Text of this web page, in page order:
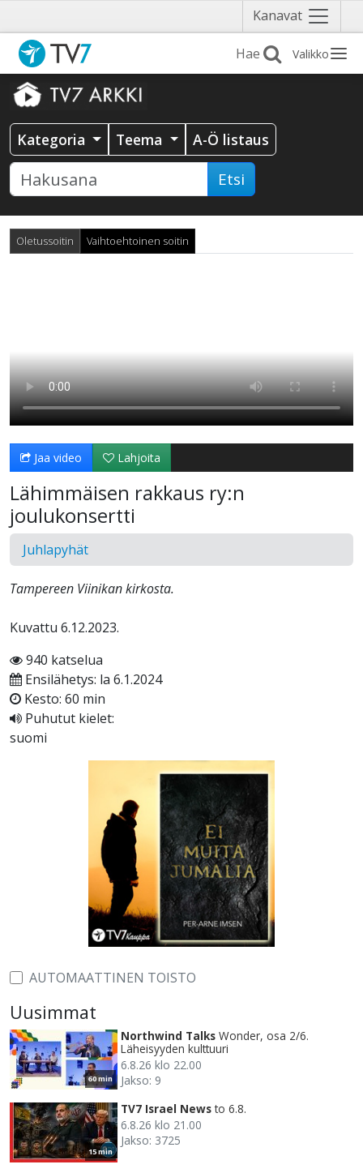
Kanavat Näytä
valikko
Valikko
Kategoria Teema A-Ö listaus
Etsi
Oletussoitin Vaihtoehtoinen soitin
Jaa video Lahjoita
Lähimmäisen rakkaus ry:n
joulukonsertti
Juhlapyhät
Tampereen Viinikan kirkosta.
Kuvattu 6.12.2023.
940 katselua
Ensilähetys: la 6.1.2024
Kesto: 60 min
Puhutut kielet:
suomi
AUTOMAATTINEN TOISTO
Uusimmat
60 min
Northwind Talks Wonder, osa 2/6.
Läheisyyden kulttuuri
6.8.26 klo 22.00
Jakso: 9
15 min
TV7 Israel News to 6.8.
6.8.26 klo 21.00
Jakso: 3725